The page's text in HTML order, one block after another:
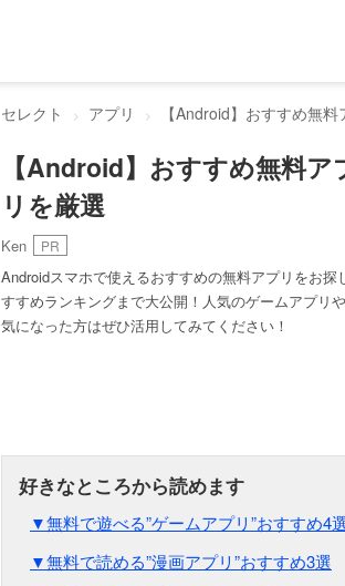
セレクト アプリ 【Android】おすすめ無
【Android】おすすめ無料
リを厳選
Ken PR
Androidスマホで使えるおすすめの無料アプリをお
すすめランキングまで大公開！人気のゲームアプリ
気になった方はぜひ活用してみてください！
▼無料で遊べる”ゲームアプリ”おすすめ4
▼無料で読める”漫画アプリ”おすすめ3選